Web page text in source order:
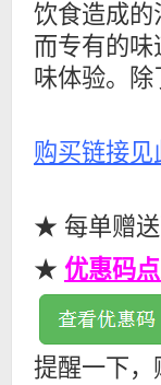
饮食造成的
而专有的
味体验。
购买链接见
★ 每单赠送
★ 优惠码
提醒一下，